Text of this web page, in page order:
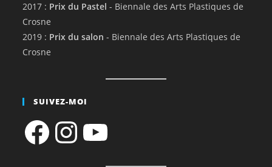
2017 : Prix du Pastel - Biennale des Arts Plastiques de
Crosne
2019 : Prix du salon - Biennale des Arts Plastiques de
Crosne
SUIVEZ-MOI
FacebookInstagramYouTube